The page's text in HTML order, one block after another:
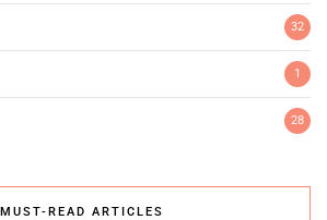
32
1
28
MUST-READ ARTICLES